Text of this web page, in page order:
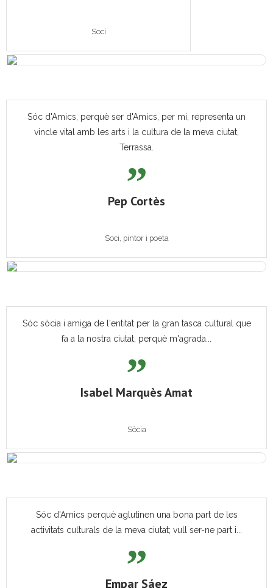
Soci
Sóc d'Amics, perquè ser d'Amics, per mi, representa un
vincle vital amb les arts i la cultura de la meva ciutat,
Terrassa.
Pep Cortès
Soci, pintor i poeta
Sóc sòcia i amiga de l'entitat per la gran tasca cultural que
fa a la nostra ciutat, perquè m'agrada...
Isabel Marquès Amat
Sòcia
Sóc d'Amics perquè aglutinen una bona part de les
activitats culturals de la meva ciutat; vull ser-ne part i...
Empar Sáez